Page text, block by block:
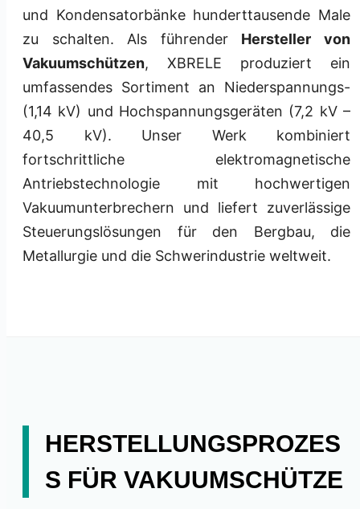
und Kondensatorbänke hunderttausende Male
zu schalten. Als führender Hersteller von
Vakuumschützen, XBRELE produziert ein
umfassendes Sortiment an Niederspannungs-
(1,14 kV) und Hochspannungsgeräten (7,2 kV –
40,5 kV). Unser Werk kombiniert
fortschrittliche elektromagnetische
Antriebstechnologie mit hochwertigen
Vakuumunterbrechern und liefert zuverlässige
Steuerungslösungen für den Bergbau, die
Metallurgie und die Schwerindustrie weltweit.
HERSTELLUNGSPROZES
S FÜR VAKUUMSCHÜTZE